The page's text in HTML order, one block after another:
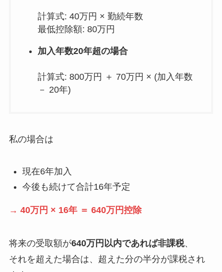
計算式: 40万円 × 勤続年数
最低控除額: 80万円
加入年数20年超の場合
計算式: 800万円 ＋ 70万円 × (加入年数
－ 20年)
私の場合は
現在6年加入
今後も続けて合計16年予定
→ 40万円 × 16年 ＝ 640万円控除
将来の受取額が640万円以内であれば非課税、
それを超えた場合は、超えた分の半分が課税され